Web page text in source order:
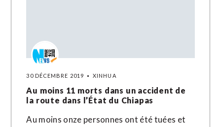
30 DÉCEMBRE 2019 XINHUA
Au moins 11 morts dans un accident de
la route dans l’État du Chiapas
Au moins onze personnes ont été tuées et